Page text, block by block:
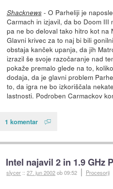
Shacknews- O Parheliji je
Carmach in izjavil, da bo Doom
pa ne bo deloval tako hitro kot na
Glavni krivec za to naj bi bili
obstaja kanček upanja, da jih
izrazil še svoje razočaranje nad
pokaže premalo glede na to,
dodaja, da je glavni problem
to, da igra ne bo izkoriščala
lastnosti. Podroben Carmackov
1 komentar
Intel najavil 2 in 1.9 GHz
slycer ::27. jun 2002ob 09:52 Procesorji